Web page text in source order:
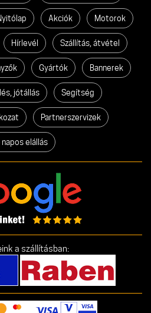
Akciók Motorok
Hírlevél Szállítás, átvétel
Gyártók Bannerek
jótállás Segítség
Partnerszervizek
napos elállás
a szállításban: